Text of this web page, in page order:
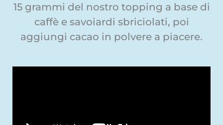
15 grammi del nostro topping a base di
caffè e savoiardi sbriciolati, poi
aggiungi cacao in polvere a piacere.